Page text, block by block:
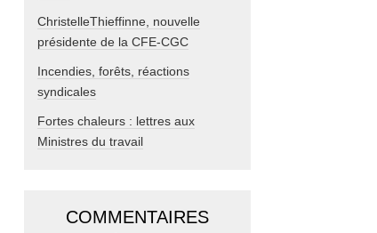
ChristelleThieffinne, nouvelle
présidente de la CFE-CGC
Incendies, forêts, réactions
syndicales
Fortes chaleurs : lettres aux
Ministres du travail
COMMENTAIRES